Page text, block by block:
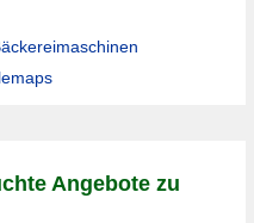
Angebote zu